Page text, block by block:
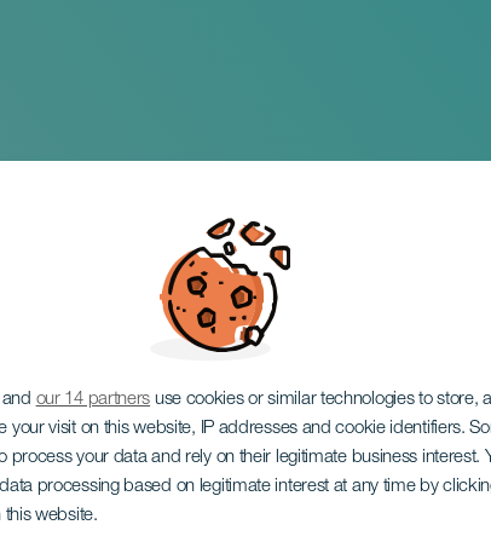
our 14 partners use cookies or similar technologies to store,
your visit on this website, IP addresses and cookie identifiers.
process your data and rely on their legitimate business interest.
processing based on legitimate interest at any time by
this website.
van Lanzarote